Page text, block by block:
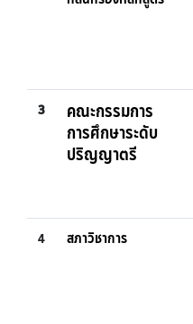
3
คณะกรรมการ
การศึกษาระดับ
ปริญญาตรี
4 สภาวิชาการ